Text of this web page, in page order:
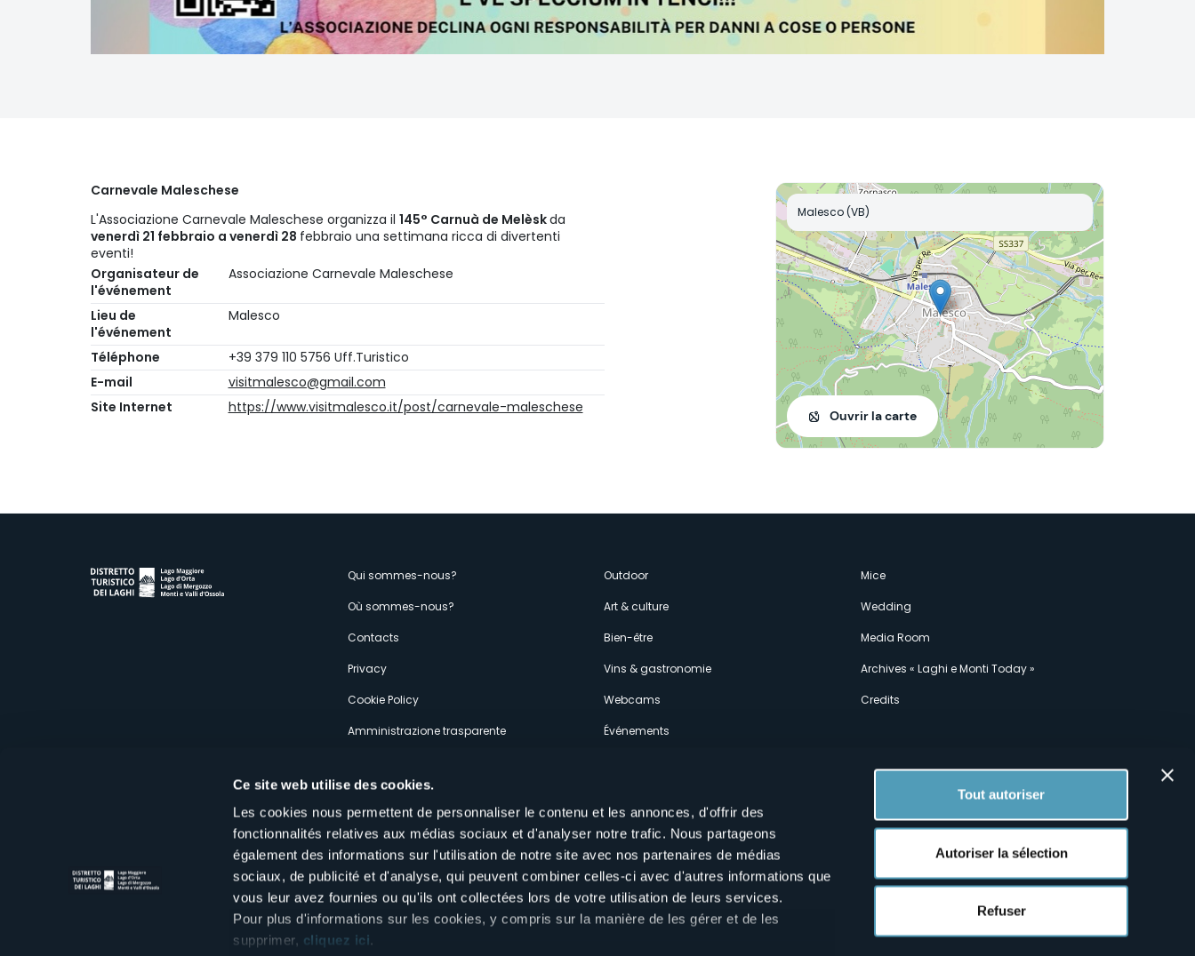
Ce site web utilise des cookies.
Les cookies nous permettent de personnaliser le contenu et les annonces, d'offrir des
fonctionnalités relatives aux médias sociaux et d'analyser notre trafic. Nous partageons
également des informations sur l'utilisation de notre site avec nos partenaires de médias
sociaux, de publicité et d'analyse, qui peuvent combiner celles-ci avec d'autres informations que
vous leur avez fournies ou qu'ils ont collectées lors de votre utilisation de leurs services.
Pour plus d'informations sur les cookies, y compris sur la manière de les gérer et de les
supprimer, cliquez ici.
Tout autoriser
Autoriser la sélection
Refuser
Carnevale Maleschese
L'Associazione Carnevale Maleschese organizza il 145° Carnuà de Melèskda
venerdì 21 febbraio a venerdì 28 febbraio una settimana ricca di divertenti
eventi!
Organisateur de
l'événement
Associazione Carnevale Maleschese
Lieu de
l'événement
Malesco
Téléphone
+39 379 110 5756 Uff.Turistico
E-mail
visitmalesco@gmail.com
Site Internet
https://www.visitmalesco.it/post/carnevale-maleschese
Malesco (VB)
Ouvrir la carte
Menù
secondario
Qui sommes-nous?
Où sommes-nous?
Contacts
Privacy
Cookie Policy
Amministrazione trasparente
Outdoor
Art & culture
Bien-être
Vins & gastronomie
Webcams
Événements
Mice
Wedding
Media Room
Archives « Laghi e Monti Today »
Credits
Distretto Turistico dei Laghi Scrl
Sede legale e operativa: Corso Italia 26 - 28838 Stresa VB - Italy
e distrettolaghi@legalmail.it
Suivez-nous sur nos réseaux sociaux